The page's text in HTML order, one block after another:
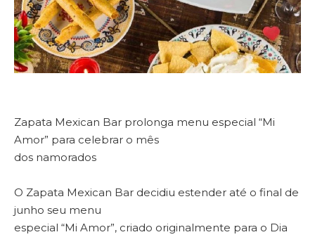
Zapata Mexican Bar prolonga menu especial “Mi
Amor” para celebrar o mês
dos namorados
O Zapata Mexican Bar decidiu estender até o final de
junho seu menu
especial “Mi Amor”, criado originalmente para o Dia